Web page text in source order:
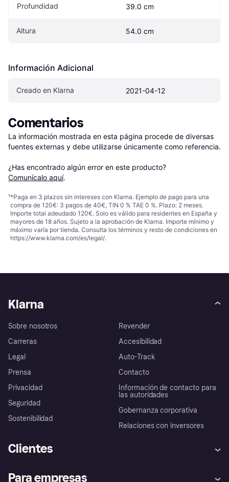
Profundidad 39.0 cm
Altura 54.0 cm
Información Adicional
Creado en Klarna 2021-04-12
Comentarios
La información mostrada en esta página procede de diversas
fuentes externas y debe utilizarse únicamente como referencia.
¿Has encontrado algún error en este producto?
Comunícalo aquí.
¹*Paga en 3 plazos sin intereses con Klarna. Ejemplo de pago para una
compra de 120€: 3 pagos de 40€, TIN 0 % TAE 0 %. Plazo: 2 meses.
Importe total adeudado 120€. Solo es válido para residentes en España y
mayores de 18 años. Sujeto a la aprobación de Klarna. Importe mínimo y
máximo varía por tienda. Consulta los términos y resto de condiciones en
https://www.klarna.com/es/legal/.
Klarna
Sobre nosotros
Carreras
Legal
Prensa
Privacidad
Seguridad
Sostenibilidad
Revender
Accesibilidad
Auto-Track
Contacto
Información de contacto para
las autoridades
Gobernanza corporativa
Relaciones con inversores
Clientes
Para empresas